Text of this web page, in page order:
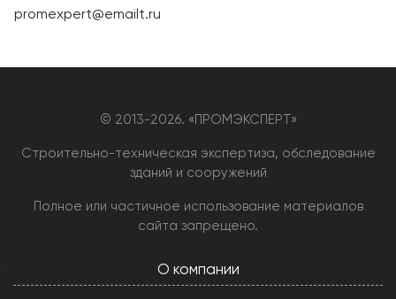
promexpert@emailt.ru
© 2013-2026. «ПРОМЭКСПЕРТ»
Строительно-техническая экспертиза, обследование
зданий и сооружений
Полное или частичное использование материалов
сайта запрещено.
О компании